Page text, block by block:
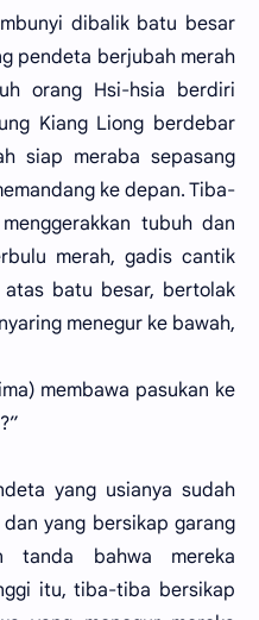
dibalik batu besar
pendeta berjubah merah
orang Hsi-hsia berdiri
Kiang Liong berdebar
siap meraba sepasang
ke depan. Tiba-
tubuh dan
merah, gadis cantik
batu besar, bertolak
menegur ke bawah,
membawa pasukan ke
yang usianya sudah
yang bersikap garang
tanda bahwa mereka
itu, tiba-tiba bersikap